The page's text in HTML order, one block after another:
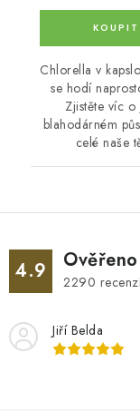
Chlorella v
se hodí
Zjistěte víc o
blahodárném
celé naše
4.9 2290
Jiří Belda